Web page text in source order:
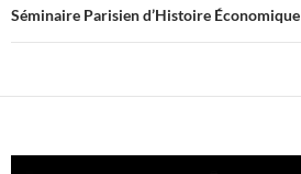
Séminaire Parisien d’Histoire Économique